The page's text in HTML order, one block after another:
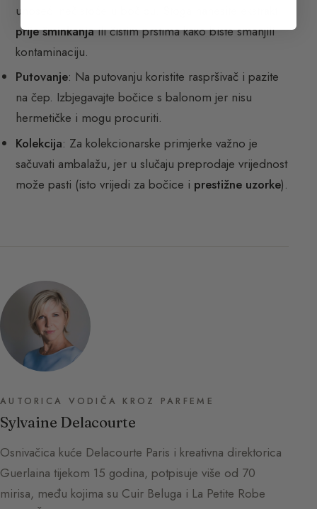
unoseći nečistoće u bočicu. Stoga nanesite ekstrakt
prije šminkanjaili čistim prstima kako biste smanjili
kontaminaciju.
Putovanje: Na putovanju koristite raspršivač i pazite
na čep. Izbjegavajte bočice s balonom jer nisu
hermetičke i mogu procuriti.
Kolekcija: Za kolekcionarske primjerke važno je
sačuvati ambalažu, jer u slučaju preprodaje vrijednost
može pasti (isto vrijedi za bočice i prestižne uzorke).
AUTORICA VODIČA KROZ PARFEME
Sylvaine Delacourte
Osnivačica kuće Delacourte Paris i kreativna direktorica
Guerlaina tijekom 15 godina, potpisuje više od 70
mirisa, među kojima su Cuir Beluga i La Petite Robe